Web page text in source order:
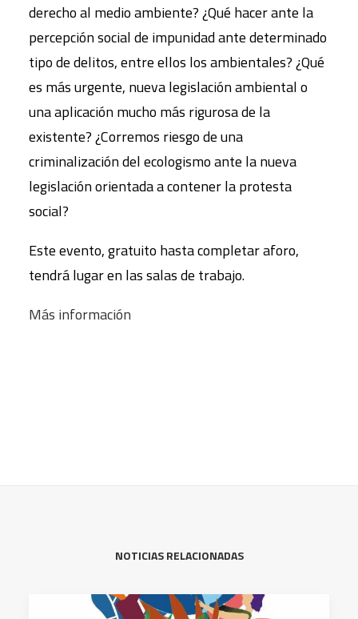
derecho al medio ambiente? ¿Qué hacer ante la
percepción social de impunidad ante determinado
tipo de delitos, entre ellos los ambientales? ¿Qué
es más urgente, nueva legislación ambiental o
una aplicación mucho más rigurosa de la
existente? ¿Corremos riesgo de una
criminalización del ecologismo ante la nueva
legislación orientada a contener la protesta
social?
Este evento, gratuito hasta completar aforo,
tendrá lugar en las salas de trabajo.
Más información
NOTICIAS RELACIONADAS